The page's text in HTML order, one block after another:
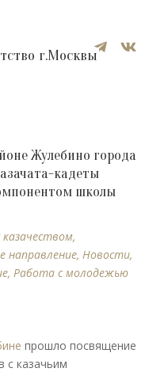
 
г.Москвы
Жулебино города
кадеты
школы
казачеством,
направление,Новости,
,Работа с молодежью
прошло посвящение
с казачьим